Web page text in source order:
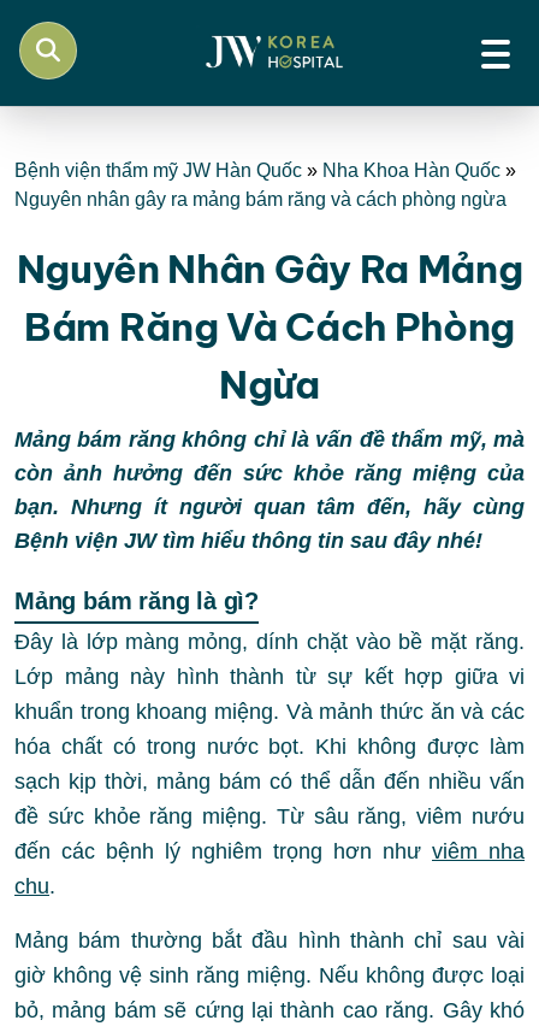
Bệnh viện thẩm mỹ JW Hàn Quốc » Nha Khoa Hàn Quốc »
Nguyên nhân gây ra mảng bám răng và cách phòng ngừa
Nguyên Nhân Gây Ra Mảng
Bám Răng Và Cách Phòng
Ngừa
Mảng bám răng không chỉ là vấn đề thẩm mỹ, mà
còn ảnh hưởng đến sức khỏe răng miệng của
bạn. Nhưng ít người quan tâm đến, hãy cùng
Bệnh viện JW tìm hiểu thông tin sau đây nhé!
Mảng bám răng là gì?
Đây là lớp màng mỏng, dính chặt vào bề mặt răng.
Lớp mảng này hình thành từ sự kết hợp giữa vi
khuẩn trong khoang miệng. Và mảnh thức ăn và các
hóa chất có trong nước bọt. Khi không được làm
sạch kịp thời, mảng bám có thể dẫn đến nhiều vấn
đề sức khỏe răng miệng. Từ sâu răng, viêm nướu
đến các bệnh lý nghiêm trọng hơn như viêm nha
chu.
Mảng bám thường bắt đầu hình thành chỉ sau vài
giờ không vệ sinh răng miệng. Nếu không được loại
bỏ, mảng bám sẽ cứng lại thành cao răng. Gây khó